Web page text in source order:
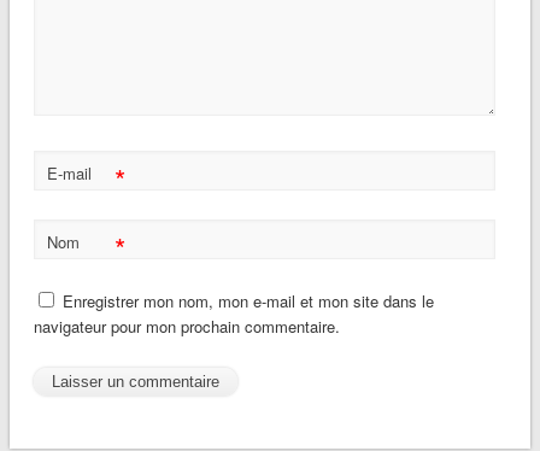
E-mail *
Nom *
Enregistrer mon nom, mon e-mail et mon site dans le
navigateur pour mon prochain commentaire.